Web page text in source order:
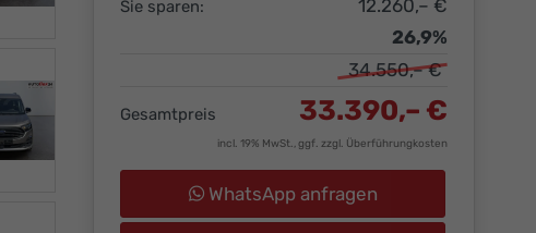
Sie sparen:
12.260,– €
26,9%
34.550,– €
Gesamtpreis 33.390,– €
incl. 19% MwSt., ggf. zzgl. Überführungkosten
WhatsApp anfragen